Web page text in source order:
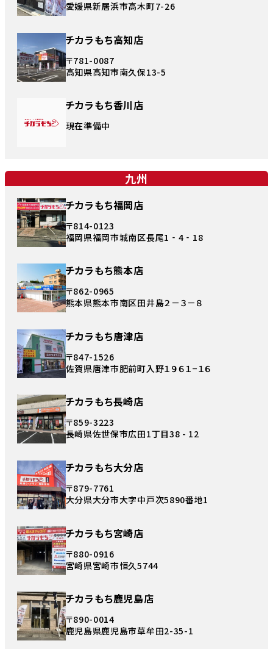
愛媛県新居浜市高木町7-26
チカラもち高知店
〒781-0087
高知県高知市南久保13-5
チカラもち香川店
現在準備中
九州
チカラもち福岡店
〒814-0123
福岡県福岡市城南区長尾1‐4‐18
チカラもち熊本店
〒862-0965
熊本県熊本市南区田井島２－３－８
チカラもち唐津店
〒847-1526
佐賀県唐津市肥前町入野１９６１−１６
チカラもち長崎店
〒859-3223
長崎県佐世保市広田1丁目38 - 12
チカラもち大分店
〒879-7761
大分県大分市大字中戸次5890番地1
チカラもち宮崎店
〒880-0916
宮崎県宮崎市恒久5744
チカラもち鹿児島店
〒890-0014
鹿児島県鹿児島市草牟田2-35-1